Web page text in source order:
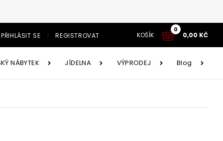
PŘIHLÁSIT SE REGISTROVAT KOŠÍK
0
0,00 KČ
NÁBYTEK JÍDELNA
AKCE!
VÝPRODEJ Blog